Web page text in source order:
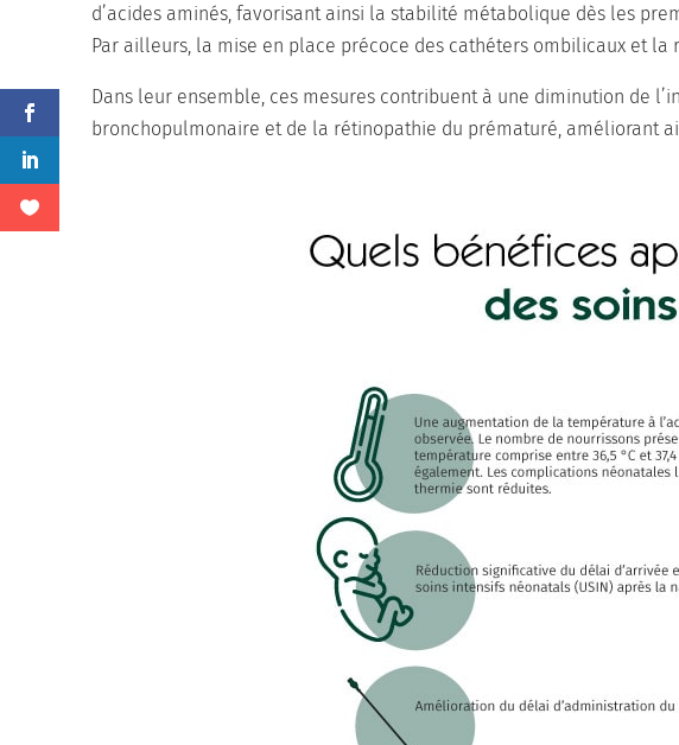
d’acides aminés, favorisant ainsi la stabilité métabolique dès les
Par ailleurs, la mise en place précoce des cathéters ombilicaux et
Dans leur ensemble, ces mesures contribuent à une diminution de
bronchopulmonaire et de la rétinopathie du prématuré, améliorant